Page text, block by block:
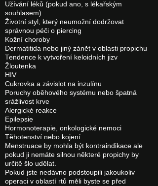
Užívání léků (pokud ano, s lékařským
souhlasem)
Životní styl, který neumožní dodržovat
správnou péči o piercing
Kožní choroby
Dermatitida nebo jiný zánět v oblasti propichu
Tendence k vytvoření keloidních jizv
Žloutenka
HIV
Cukrovka a závislot na inzulínu
Poruchy oběhového systému nebo špatná
srážlivost krve
Alergické reakce
Epilepsie
Hormonoterapie, onkologické nemoci
Těhotenství nebo kojení
Menstruace by mohla být kontraindikace ale
pokud ji nemáte silnou některé propichy by
určitě šlo udělat.
Pokud jste nedávno podstoupili jakoukoliv
operaci v oblastí rtů měli byste se před